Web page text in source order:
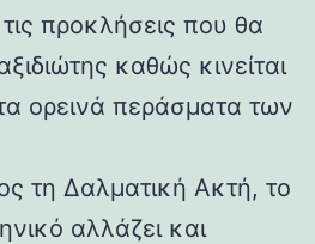
προκλήσεις που θα
καθώς κινείται
ορεινά περάσματα των
τη Δαλματική Ακτή, το
αλλάζει και